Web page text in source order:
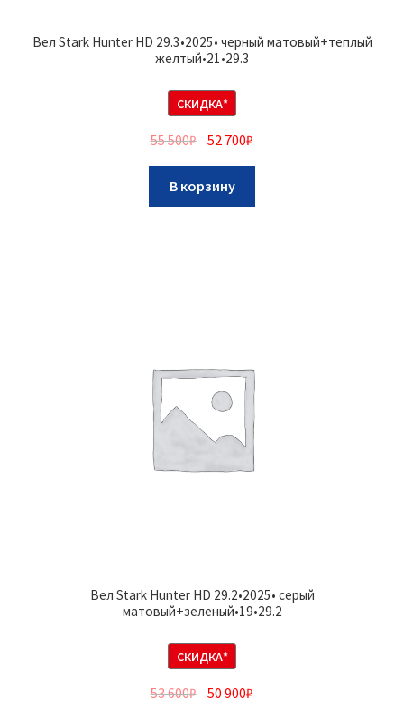
Вел Stark Hunter HD 29.3•2025• черный матовый+теплый
желтый•21•29.3
СКИДКА*
55 500₽ 52 700₽
В корзину
Вел Stark Hunter HD 29.2•2025• серый
матовый+зеленый•19•29.2
СКИДКА*
53 600₽ 50 900₽